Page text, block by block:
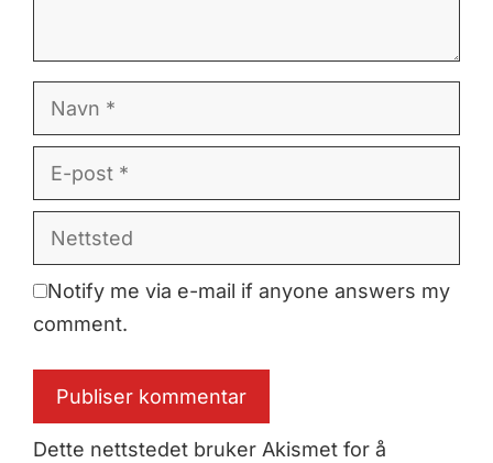
post
Notify me via e-mail if anyone answers my
comment.
Dette nettstedet bruker Akismet for å